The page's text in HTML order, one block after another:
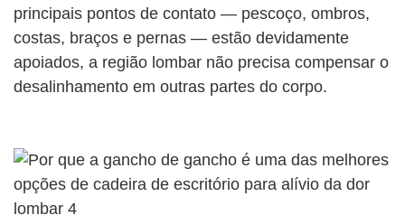
principais pontos de contato — pescoço, ombros,
costas, braços e pernas — estão devidamente
apoiados, a região lombar não precisa compensar o
desalinhamento em outras partes do corpo.